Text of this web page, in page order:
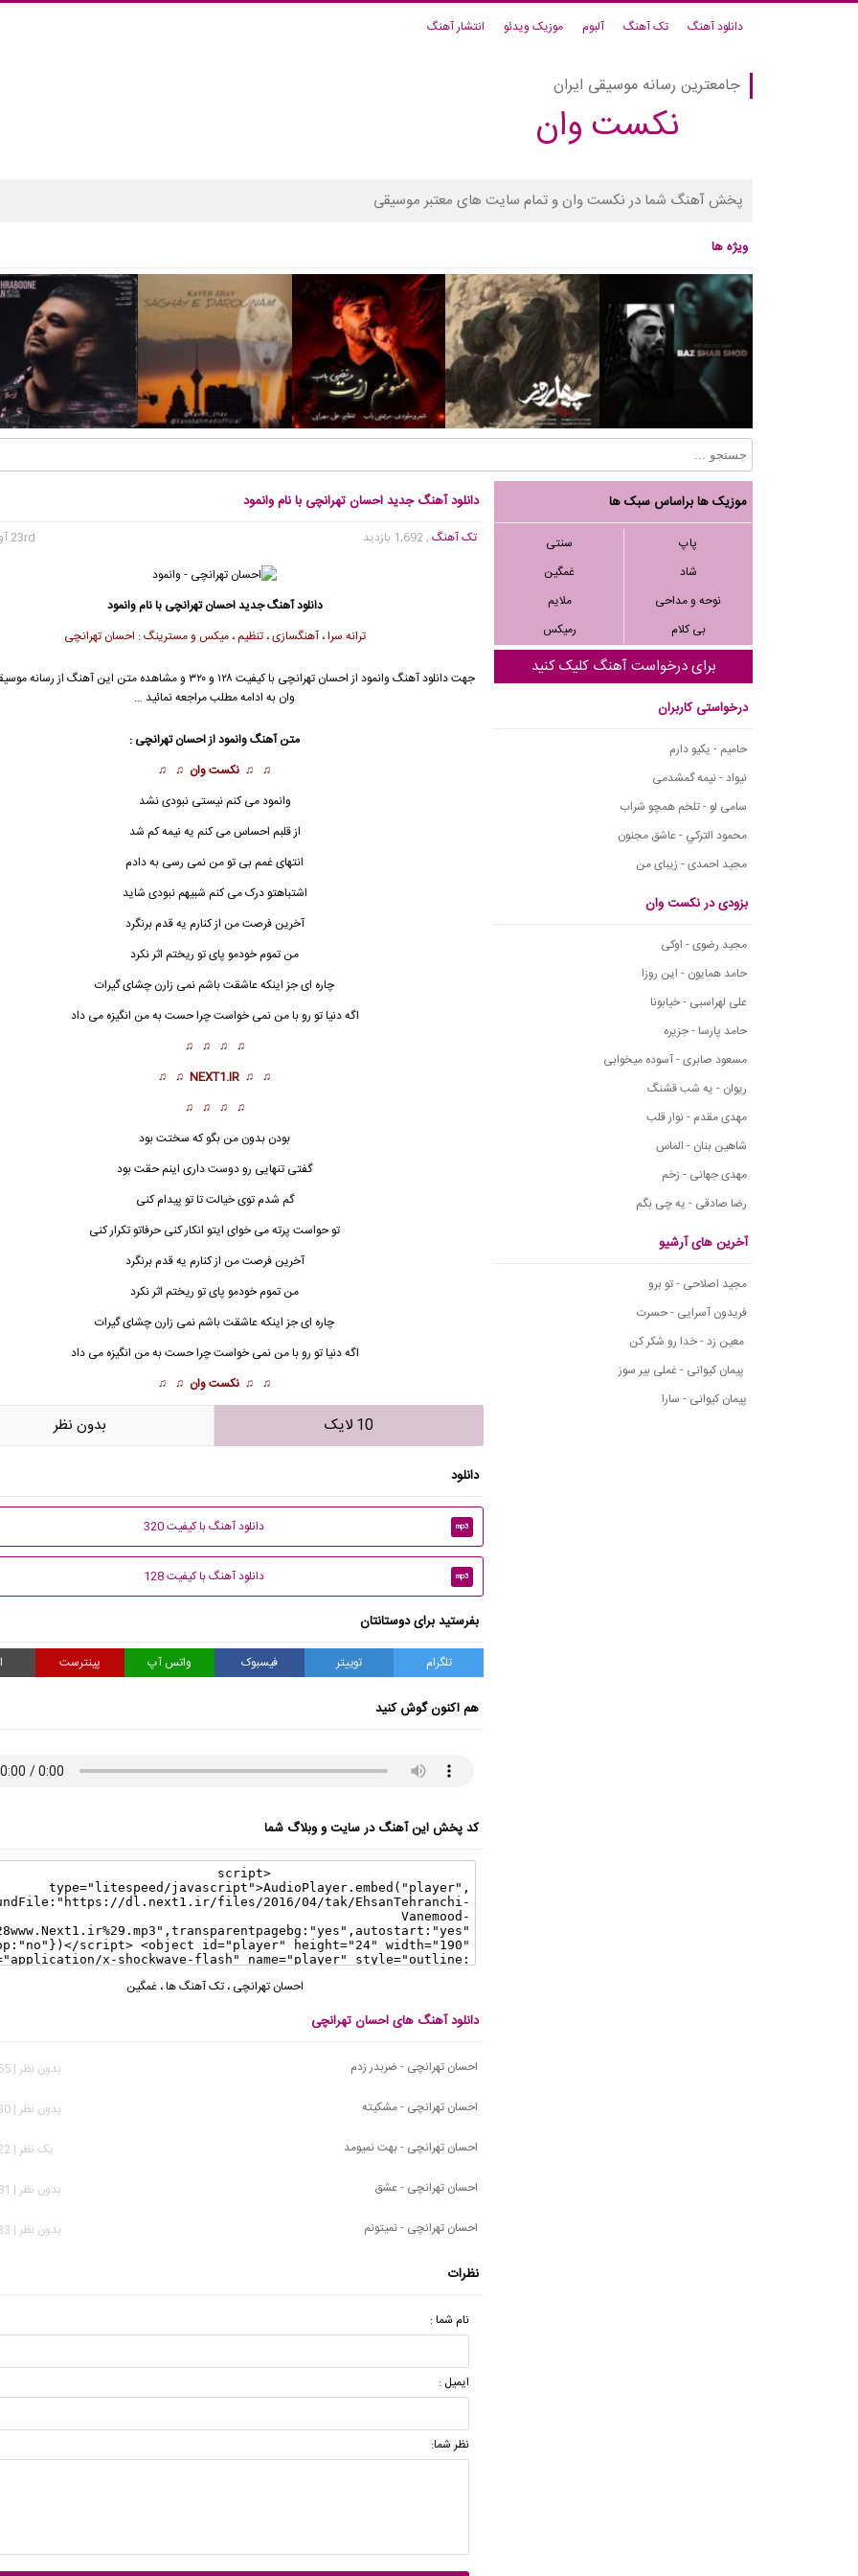
دانلود آهنگ تک آهنگ آلبوم موزیک ویدئو انتشار آهنگ
جامعترین رسانه موسیقی ایران
نکست وان
پخش آهنگ شما در نکست وان و تمام سایت های معتبر موسیقی
ویژه ها
موزیک ها براساس سبک ها
پاپ
سنتی
شاد
غمگین
نوحه و مداحی
ملایم
بی کلام
رمیکس
برای درخواست آهنگ کلیک کنید
درخواستی کاربران
حامیم - یکیو دارم
نیواد - نیمه گمشدمی
سامی لو - تلخم همچو شراب
محمود التركي - عاشق مجنون
مجید احمدی - زیبای من
بزودی در نکست وان
مجید رضوی - اوکی
حامد همایون - این روزا
علی لهراسبی - خیابونا
حامد پارسا - جزیره
مسعود صابری - آسوده میخوابی
ریوان - یه شب قشنگ
مهدی مقدم - نوار قلب
شاهین بنان - الماس
مهدی جهانی - زخم
رضا صادقی - یه چی بگم
آخرین های آرشیو
مجید اصلاحی - تو برو
فریدون آسرایی - حسرت
معین زد - خدا رو شکر کن
پیمان کیوانی - غملی بیر سوز
پیمان کیوانی - سارا
دانلود آهنگ جدید احسان تهرانچی با نام وانمود
تک آهنگ, 1,692 بازدید 23rd آوریل 2016
دانلود آهنگ جدیداحسان تهرانچی با نام وانمود
ترانه سرا ، آهنگسازی ، تنظیم ، میکس و مسترینگ : احسان تهرانچی
جهت دانلود آهنگ وانمود از احسان تهرانچی
با کیفیت ۱۲۸ و ۳۲۰ و مشاهده متن این آهنگ از
وان به ادامه مطلب مراجعه نمائید …
متن آهنگ وانمود ازاحسان تهرانچی :
♫ ♫ نکست وان ♫ ♫
وانمودمی کنم نیستی نبودی نشد
از قلبم احساس می کنم یه نیمه کم شد
انتهای غمم بی تو من نمی رسی به دادم
اشتباهتو درک می کنم شبیهم نبودی شاید
آخرین فرصت من از کنارم یه قدم برنگرد
من تموم خودمو پای تو ریختم اثر نکرد
چاره ای جز اینکه عاشقت باشم نمی زارن چشای گیرات
اگه دنیا تو رو با من نمی خواست چرا حست به من انگیزه می داد
♫ ♫ ♫ ♫
♫ ♫
NEXT1.IR
♫ ♫
♫ ♫ ♫ ♫
بودن بدون من بگو که سختت بود
گفتی تنهایی رو دوست داری اینم حقت بود
گم شدم توی خیالت تا تو پیدام کنی
تو حواست پرته می خوای ایتو انکار کنی حرفاتو تکرار کنی
آخرین فرصت من از کنارم یه قدم برنگرد
من تموم خودمو پای تو ریختم اثر نکرد
چاره ای جز اینکه عاشقت باشم نمی زارن چشای گیرات
اگه دنیا تو رو با من نمی خواست چرا حست به من انگیزه می داد
♫ ♫ نکست وان ♫ ♫
10 لایک بدون نظر
دانلود
mp3 دانلود آهنگ با کیفیت 320
mp3 دانلود آهنگ با کیفیت 128
بفرستید برای دوستانتان
تلگرام توییتر فیسبوک واتس آپ پینترست
هم اکنون گوش کنید
کد پخش این آهنگ در سایت و وبلاگ شما
احسان تهرانچی ،تک آهنگ ها،غمگین
دانلود آهنگ های احسان تهرانچی
احسان تهرانچی - ضربدر زدم
بدون نظر | 2,155 بازدید
احسان تهرانچی - مشکیته
بدون نظر | 2,530 بازدید
احسان تهرانچی - بهت نمیومد
يک نظر | 1,922 بازدید
احسان تهرانچی - عشق
بدون نظر | 2,481 بازدید
احسان تهرانچی - نمیتونم
بدون نظر | 2,233 بازدید
نظرات
نام شما :
ایمیل :
نظر شما: